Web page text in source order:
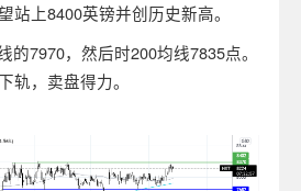
站上8400英镑并创历史新高。
的7970，然后时200均线7835点。
轨，卖盘得力。